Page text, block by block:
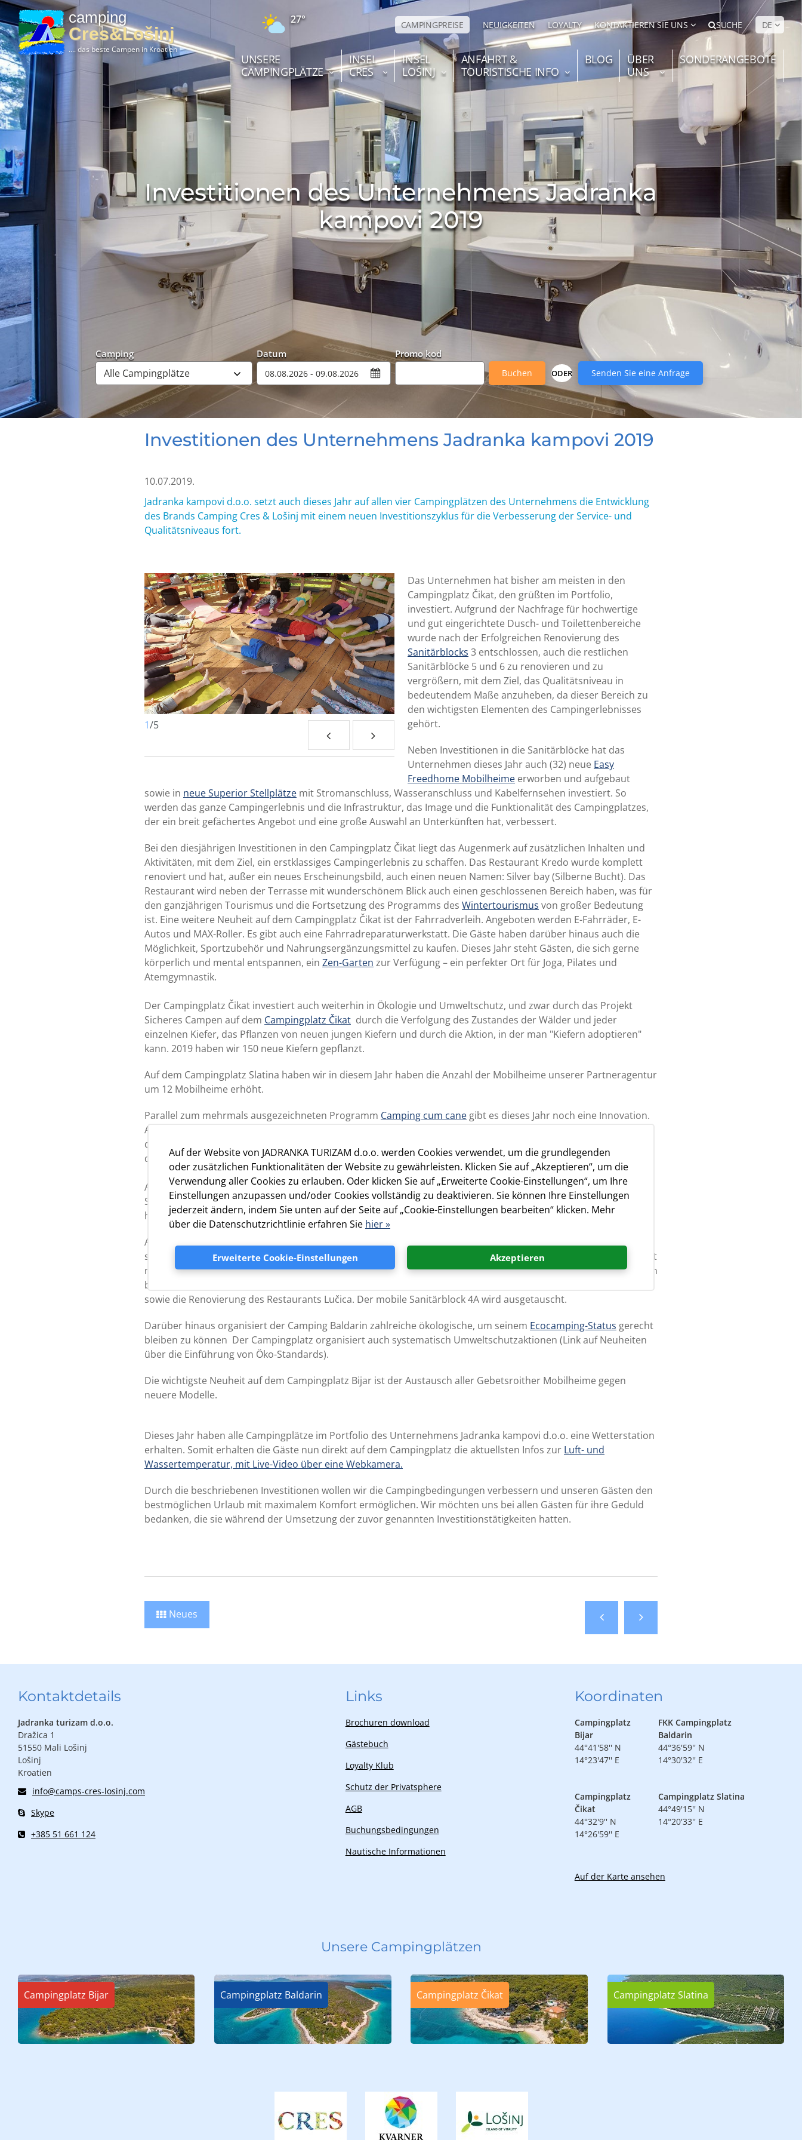
camping
Cres&Lošinj
.... das beste Campen in Kroatien
27° CAMPINGPREISE NEUIGKEITEN LOYALTY KONTAKTIEREN SIE UNS SUCHE DE
UNSERE
CÄMPINGPLÄTZE
INSEL
CRES
INSEL
LOŠINJ
ANFAHRT &
TOURISTISCHE INFO
BLOG
ÜBER
UNS
SONDERANGEBOTE
Camping Datum Promo kod
Buchen ODER Senden Sie eine Anfrage
Investitionen des Unternehmens Jadranka
kampovi 2019
Investitionen des Unternehmens Jadranka kampovi 2019
10.07.2019.
Jadranka kampovi d.o.o. setzt auch dieses Jahr auf allen vier Campingplätzen des Unternehmens die Entwicklung
des Brands Camping Cres & Lošinj mit einem neuen Investitionszyklus für die Verbesserung der Service- und
Qualitätsniveaus fort.
1/5
Das Unternehmen hat bisher am meisten in den
Campingplatz Čikat, den grüßten im Portfolio,
investiert. Aufgrund der Nachfrage für hochwertige
und gut eingerichtete Dusch- und Toilettenbereiche
wurde nach der Erfolgreichen Renovierung des
Sanitärblocks 3 entschlossen, auch die restlichen
Sanitärblöcke 5 und 6 zu renovieren und zu
vergrößern, mit dem Ziel, das Qualitätsniveau in
bedeutendem Maße anzuheben, da dieser Bereich zu
den wichtigsten Elementen des Campingerlebnisses
gehört.
Neben Investitionen in die Sanitärblöcke hat das
Unternehmen dieses Jahr auch (32) neue Easy
Freedhome Mobilheime erworben und aufgebaut
sowie in neue Superior Stellplätze mit Stromanschluss, Wasseranschluss und Kabelfernsehen investiert. So
werden das ganze Campingerlebnis und die Infrastruktur, das Image und die Funktionalität des Campingplatzes,
der ein breit gefächertes Angebot und eine große Auswahl an Unterkünften hat, verbessert.
Bei den diesjährigen Investitionen in den Campingplatz Čikat liegt das Augenmerk auf zusätzlichen Inhalten und
Aktivitäten, mit dem Ziel, ein erstklassiges Campingerlebnis zu schaffen. Das Restaurant Kredo wurde komplett
renoviert und hat, außer ein neues Erscheinungsbild, auch einen neuen Namen: Silver bay (Silberne Bucht). Das
Restaurant wird neben der Terrasse mit wunderschönem Blick auch einen geschlossenen Bereich haben, was für
den ganzjährigen Tourismus und die Fortsetzung des Programms des Wintertourismus von großer Bedeutung
ist. Eine weitere Neuheit auf dem Campingplatz Čikat ist der Fahrradverleih. Angeboten werden E-Fahrräder, E-
Autos und MAX-Roller. Es gibt auch eine Fahrradreparaturwerkstatt. Die Gäste haben darüber hinaus auch die
Möglichkeit, Sportzubehör und Nahrungsergänzungsmittel zu kaufen. Dieses Jahr steht Gästen, die sich gerne
körperlich und mental entspannen, ein Zen-Garten zur Verfügung – ein perfekter Ort für Joga, Pilates und
Atemgymnastik.
Der Campingplatz Čikat investiert auch weiterhin in Ökologie und Umweltschutz, und zwar durch das Projekt
Sicheres Campen auf dem Campingplatz Čikat durch die Verfolgung des Zustandes der Wälder und jeder
einzelnen Kiefer, das Pflanzen von neuen jungen Kiefern und durch die Aktion, in der man "Kiefern adoptieren"
kann. 2019 haben wir 150 neue Kiefern gepflanzt.
Auf dem Campingplatz Slatina haben wir in diesem Jahr haben die Anzahl der Mobilheime unserer Partneragentur
um 12 Mobilheime erhöht.
Parallel zum mehrmals ausgezeichneten Programm Camping cum cane gibt es dieses Jahr noch eine Innovation.
Auf dem Campingplatz gibt es jetzt einen Hundesalon, in dem Sie ihre Vierbeiner auch im Urlaub, weit weg von
daheim, so richtig verwöhnen lassen können. Außerdem ist im Sommer jeden Donnerstag auch ein Tierarzt auf
dem Campingplatz.
Andere bedeutende Infrastrukturprojekte im Jahre 2019 ist der Küstenspazierweg, dessen Bau abgeschlossen ist.
So können die Campingplatzgäste jetzt Spaziergänge von der Bucht Slatina bis zur Bucht Tiha genießen. Darüber
hinaus gibt es auch einen neuen Hundestrand.
Auf dem Campingplatz Baldarin wurde entschlossen, mit dem Projekt Camping cum Cane in die Feriensaison zu
starten. Es wurden Schilder aufgestellt, Hundestrände eröffnet und einen Jogging- und Spielbereich. Außerdem ist
nun auch ein Hundetrainer anwesend, der zweimal wöchentlich kostenlos seine Dienstleistungen anbietet. Zu den
bedeutenden Infrastrukturprojekten gehören das Asphaltieren der Straße von Punta Križa bis zum Campingplatz
sowie die Renovierung des Restaurants Lučica. Der mobile Sanitärblock 4A wird ausgetauscht.
Darüber hinaus organisiert der Camping Baldarin zahlreiche ökologische, um seinem Ecocamping-Status gerecht
bleiben zu können Der Campingplatz organisiert auch systematisch Umweltschutzaktionen (Link auf Neuheiten
über die Einführung von Öko-Standards).
Die wichtigste Neuheit auf dem Campingplatz Bijar ist der Austausch aller Gebetsroither Mobilheime gegen
neuere Modelle.
Dieses Jahr haben alle Campingplätze im Portfolio des Unternehmens Jadranka kampovi d.o.o. eine Wetterstation
erhalten. Somit erhalten die Gäste nun direkt auf dem Campingplatz die aktuellsten Infos zur Luft- und
Wassertemperatur, mit Live-Video über eine Webkamera.
Durch die beschriebenen Investitionen wollen wir die Campingbedingungen verbessern und unseren Gästen den
bestmöglichen Urlaub mit maximalem Komfort ermöglichen. Wir möchten uns bei allen Gästen für ihre Geduld
bedanken, die sie während der Umsetzung der zuvor genannten Investitionstätigkeiten hatten.
Neues
Kontaktdetails
Jadranka turizam d.o.o.
Dražica 1
51550 Mali Lošinj
Lošinj
Kroatien
info@camps-cres-losinj.com
Skype
+385 51 661 124
Links
Brochuren download
Gästebuch
Loyalty Klub
Schutz der Privatsphere
AGB
Buchungsbedingungen
Nautische Informationen
Koordinaten
Campingplatz
Bijar
44°41'58'' N
14°23'47'' E
FKK Campingplatz
Baldarin
44°36'59'' N
14°30'32'' E
Campingplatz
Čikat
44°32'9'' N
14°26'59'' E
Campingplatz Slatina
44°49'15'' N
14°20'33'' E
Auf der Karte ansehen
Unsere Campingplätzen
Campingplatz Bijar Campingplatz Baldarin Campingplatz Čikat Campingplatz Slatina
Auf der Website von JADRANKA TURIZAM d.o.o. werden Cookies verwendet, um die grundlegenden
oder zusätzlichen Funktionalitäten der Website zu gewährleisten. Klicken Sie auf „Akzeptieren“, um die
Verwendung aller Cookies zu erlauben. Oder klicken Sie auf „Erweiterte Cookie-Einstellungen“, um Ihre
Einstellungen anzupassen und/oder Cookies vollständig zu deaktivieren. Sie können Ihre Einstellungen
jederzeit ändern, indem Sie unten auf der Seite auf „Cookie-Einstellungen bearbeiten“ klicken. Mehr
über die Datenschutzrichtlinie erfahren Sie hier »
Erweiterte Cookie-Einstellungen Akzeptieren